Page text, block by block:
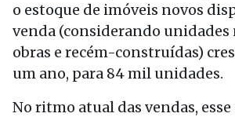
o estoque de imóveis novos
venda (considerando unidades
obras e recém-construídas)
um ano, para 84 mil unidades.
No ritmo atual das vendas,